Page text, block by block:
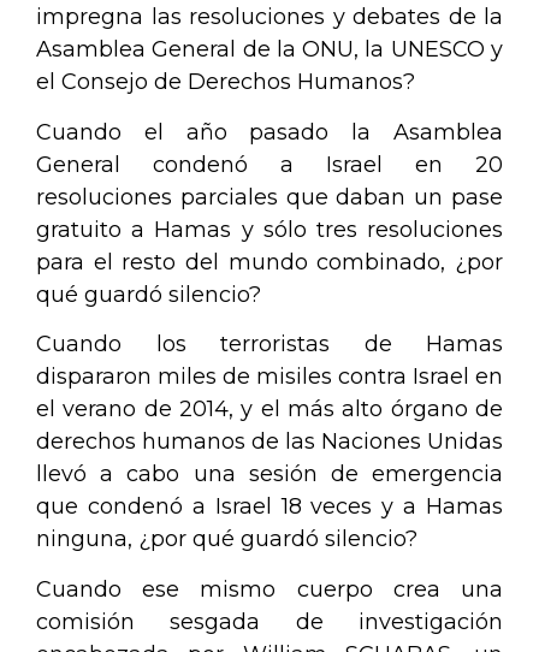
impregna las resoluciones y debates de la
Asamblea General de la ONU, la UNESCO y
el Consejo de Derechos Humanos?
Cuando el año pasado la Asamblea
General condenó a Israel en 20
resoluciones parciales que daban un pase
gratuito a Hamas y sólo tres resoluciones
para el resto del mundo combinado, ¿por
qué guardó silencio?
Cuando los terroristas de Hamas
dispararon miles de misiles contra Israel en
el verano de 2014, y el más alto órgano de
derechos humanos de las Naciones Unidas
llevó a cabo una sesión de emergencia
que condenó a Israel 18 veces y a Hamas
ninguna, ¿por qué guardó silencio?
Cuando ese mismo cuerpo crea una
comisión sesgada de investigación